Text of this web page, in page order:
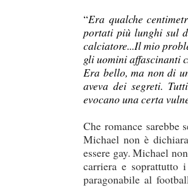
“Era qualche
portati più lunghi sul
calciatore...Il mio
gli uomini affascinanti
Era bello, ma non di
aveva dei segreti.
evocano una certa
Che romance
Michael non è
essere gay. Michael
carriera e soprattutto
paragonabile al